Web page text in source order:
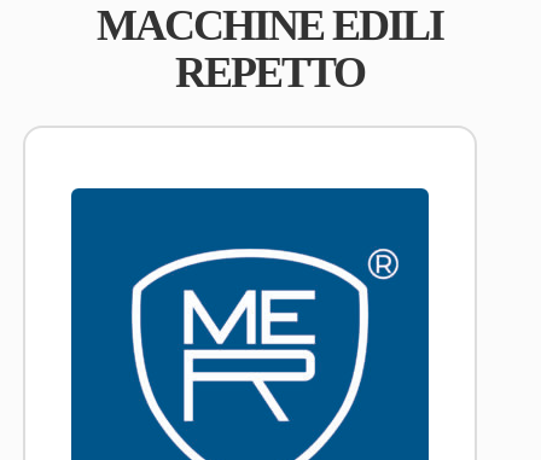
MACCHINE EDILI
REPETTO